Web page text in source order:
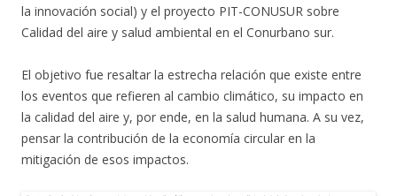
la innovación social) y el proyecto PIT-CONUSUR sobre
Calidad del aire y salud ambiental en el Conurbano sur.
El objetivo fue resaltar la estrecha relación que existe entre
los eventos que refieren al cambio climático, su impacto en
la calidad del aire y, por ende, en la salud humana. A su vez,
pensar la contribución de la economía circular en la
mitigación de esos impactos.